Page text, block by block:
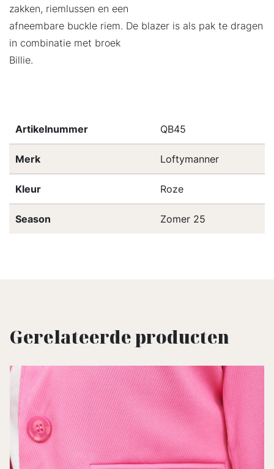
zakken, riemlussen en een
afneembare buckle riem. De blazer is als pak te dragen
in combinatie met broek
Billie.
Artikelnummer QB45
Merk Loftymanner
Kleur Roze
Season Zomer 25
Gerelateerde producten